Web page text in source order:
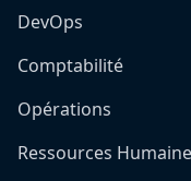
DevOps
Comptabilité
Opérations
Ressources